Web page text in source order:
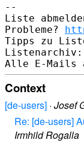
--
Liste
Probleme?
Tipps zu
Listenarchiv:
Context
[de-users] · Josef
Re: [de-users]
Irmhild Rogalla